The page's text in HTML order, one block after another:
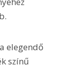
elegendő
színű